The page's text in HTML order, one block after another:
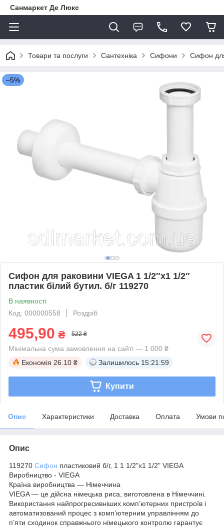
Санмаркет Де Люкс
Товари та послуги Сантехніка Сифони Сифон
–5%
Сифон для раковини VIEGA 1 1/2″х1 1/2″
пластик білий бутил. б/г 119270
В наявності
Код: 000000558
Роздріб
495,90 ₴ 522 ₴
Мінімальна сума замовлення на сайті — 1 000 ₴
Економія 26.10 ₴ Залишилось 15:21:59
Купити
Опис Характеристики Доставка Оплата Умови
Опис
119270 Сифон пластиковий б/г, 1 1 1/2"х1 1/2" VIEGA
Виробництво - VIEGA
Країна виробництва — Німеччина
VIEGA — це дійсна німецька риса, виготовлена в Німеччині.
Використання найпрогресивніших комп’ютерних пристроїв і
автоматизований процес з комп’ютерним управлінням до
п’яти сходинок справжнього німецького контролю гарантує